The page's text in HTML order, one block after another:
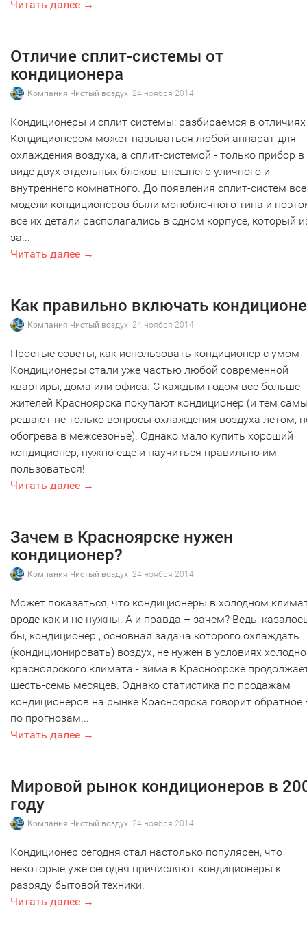
Читать далее →
Отличие сплит-системы от
кондиционера
Компания Чистый воздух 24 ноября 2014
Кондиционеры и сплит системы: разбираемся в отличиях
Кондиционером может называться любой аппарат для
охлаждения воздуха, а сплит-системой - только прибор в
виде двух отдельных блоков: внешнего уличного и
внутреннего комнатного. До появления сплит-систем все
модели кондиционеров были моноблочного типа и
все их детали располагались в одном корпусе, который
за...
Читать далее →
Как правильно включать
Компания Чистый воздух 24 ноября 2014
Простые советы, как использовать кондиционер с умом
Кондиционеры стали уже частью любой современной
квартиры, дома или офиса. С каждым годом все больше
жителей Красноярска покупают кондиционер (и тем
решают не только вопросы охлаждения воздуха летом,
обогрева в межсезонье). Однако мало купить хороший
кондиционер, нужно еще и научиться правильно им
пользоваться!
Читать далее →
Зачем в Красноярске нужен
кондиционер?
Компания Чистый воздух 24 ноября 2014
Может показаться, что кондиционеры в холодном
вроде как и не нужны. А и правда – зачем? Ведь,
бы, кондиционер , основная задача которого охлаждать
(кондиционировать) воздух, не нужен в условиях
красноярского климата - зима в Красноярске
шесть-семь месяцев. Однако статистика по продажам
кондиционеров на рынке Красноярска говорит обратное
по прогнозам...
Читать далее →
Мировой рынок кондиционеров в
году
Компания Чистый воздух 24 ноября 2014
Кондиционер сегодня стал настолько популярен, что
некоторые уже сегодня причисляют кондиционеры к
разряду бытовой техники.
Читать далее →